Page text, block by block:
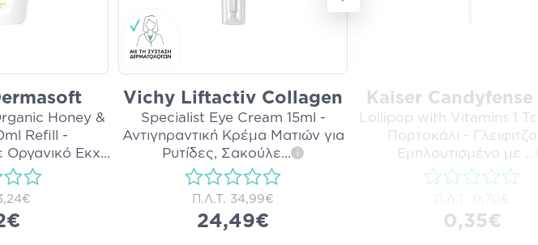
Honey &
Refill -
Οργανικό Εκχ...
Vichy Liftactiv Collagen
Specialist Eye Cream 15ml -
Αντιγηραντική Κρέμα Ματιών για
Ρυτίδες, Σακούλε... i
Π.Λ.Τ. 34,99€
24,49€
Kaiser
Lollipop with Vitamins 1
Πορτοκάλι -
Εμπλουτισμένο με
0,35€